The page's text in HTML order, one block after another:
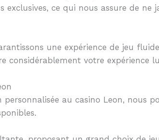
ce qui nous assure de ne
une expérience de jeu
considérablement votre expérience
personnalisée au casino Leon, nous